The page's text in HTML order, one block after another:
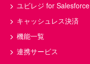
ユビレジ for Salesforce
キャッシュレス決済
機能一覧
連携サービス